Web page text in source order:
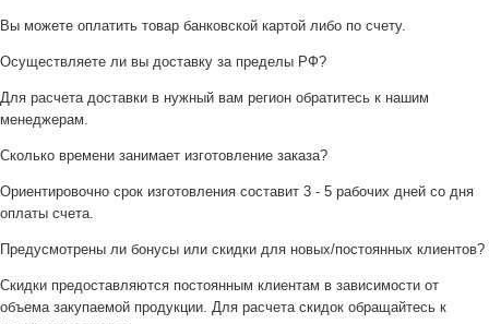
Вы можете оплатить товар банковской картой либо по счету.
Осуществляете ли вы доставку за пределы РФ?
Для расчета доставки в нужный вам регион обратитесь к нашим
менеджерам.
Сколько времени занимает изготовление заказа?
Ориентировочно срок изготовления составит 3 - 5 рабочих дней со дня
оплаты счета.
Предусмотрены ли бонусы или скидки для новых/постоянных клиентов?
Скидки предоставляются постоянным клиентам в зависимости от
объема закупаемой продукции. Для расчета скидок обращайтесь к